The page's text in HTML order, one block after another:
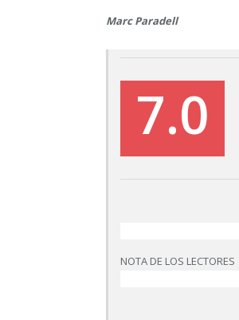
Marc Paradell
7.0
NOTA DE LOS LECTORES